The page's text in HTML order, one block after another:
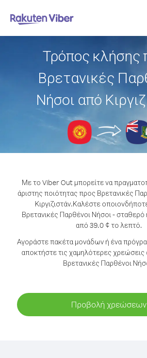
Τρόπος κλήσης
Βρετανικές
Νήσοι από
Με το Viber Out μπορείτε να
άριστης ποιότητας προς Βρετανικές
Κιργιζιστάν.Καλέστε
Βρετανικές Παρθένοι Νήσοι - σταθερό
από 39.0 ¢ το λεπτό.
Αγοράστε πακέτα μονάδων ή ένα
αποκτήστε τις χαμηλότερες
Βρετανικές Παρθένοι
Προβολή χρεώσεων